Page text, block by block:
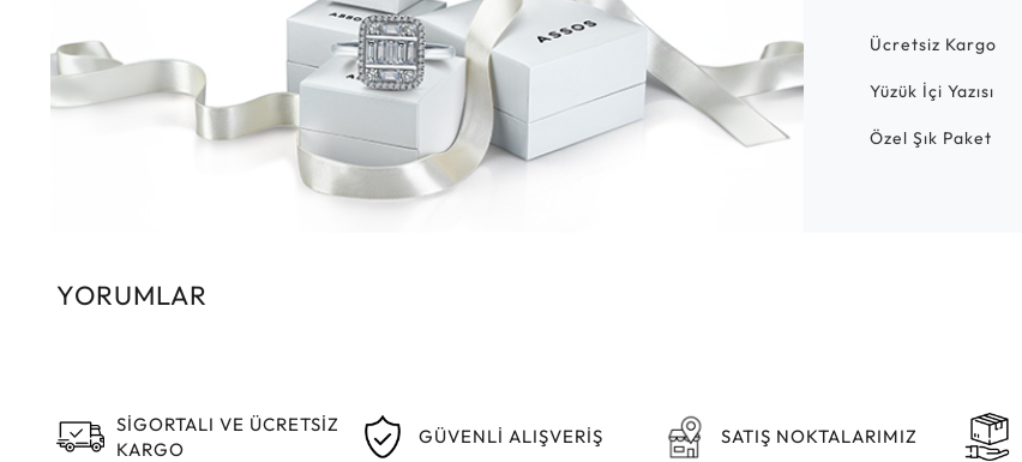
Ücretsiz Kargo
Yüzük İçi Yazısı
Özel Şık Paket
YORUMLAR
SİGORTALI VE ÜCRETSİZ
KARGO
GÜVENLİ ALIŞVERİŞ SATIŞ NOKTALARIMIZ